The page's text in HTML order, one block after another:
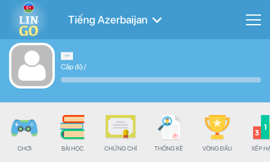
Tiếng Azerbaijan
Cấp độ/
CHƠI BÀI HỌC CHỨNG CHỈ THỐNG KÊ VÒNG ĐẤU XẾP